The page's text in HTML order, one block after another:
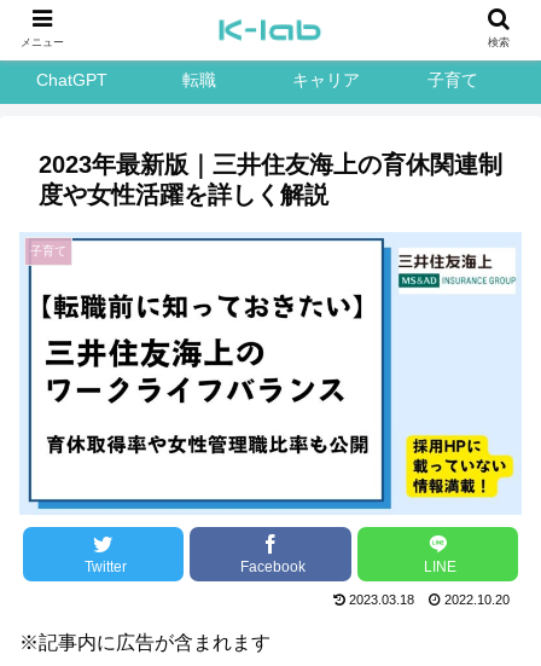
ChatGPT 転職 キャリア 子育て
2023年最新版｜三井住友海上の育休関連制
度や女性活躍を詳しく解説
子育て
Twitter Facebook LINE
2023.03.18 2022.10.20
※記事内に広告が含まれます
メニュー 検索